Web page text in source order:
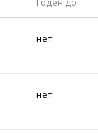
нет
нет